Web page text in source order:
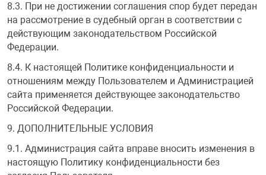
8.3. При не достижении соглашения спор будет передан
на рассмотрение в судебный орган в соответствии с
действующим законодательством Российской
Федерации.
8.4. К настоящей Политике конфиденциальности и
отношениям между Пользователем и Администрацией
сайта применяется действующее законодательство
Российской Федерации.
9. ДОПОЛНИТЕЛЬНЫЕ УСЛОВИЯ
9.1. Администрация сайта вправе вносить изменения в
настоящую Политику конфиденциальности без